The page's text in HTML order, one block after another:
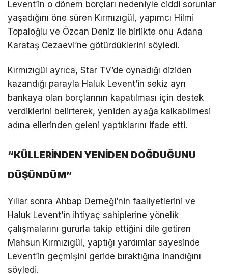
Levent’in o dönem borçları nedeniyle ciddi sorunlar
yaşadığını öne süren Kırmızıgül, yapımcı Hilmi
Topaloğlu ve Özcan Deniz ile birlikte onu Adana
Karataş Cezaevi’ne götürdüklerini söyledi.
Kırmızıgül ayrıca, Star TV’de oynadığı diziden
kazandığı parayla Haluk Levent’in sekiz ayrı
bankaya olan borçlarının kapatılması için destek
verdiklerini belirterek, yeniden ayağa kalkabilmesi
adına ellerinden geleni yaptıklarını ifade etti.
“KÜLLERİNDEN YENİDEN DOĞDUĞUNU
DÜŞÜNDÜM”
Yıllar sonra Ahbap Derneği’nin faaliyetlerini ve
Haluk Levent’in ihtiyaç sahiplerine yönelik
çalışmalarını gururla takip ettiğini dile getiren
Mahsun Kırmızıgül, yaptığı yardımlar sayesinde
Levent’in geçmişini geride bıraktığına inandığını
söyledi.